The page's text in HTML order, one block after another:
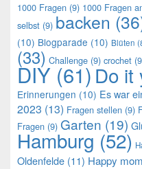
1000 Fragen (9) 1000 Fragen
selbst (9) backen
(10) Blogparade (10) Blüten
(33) Challenge (9) crochet
DIY (61)Do it
Erinnerungen (10) Es war
2023 (13) Fragen stellen (9)
Fragen (9) Garten (19)
Hamburg (52)
Oldenfelde (11) Happy